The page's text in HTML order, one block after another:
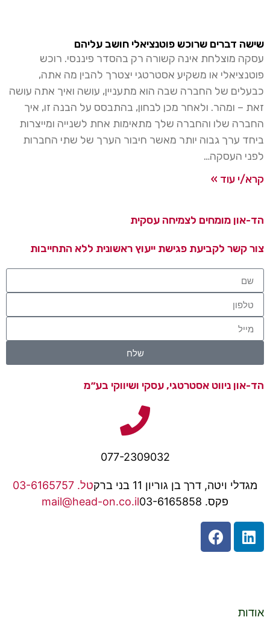
שישה דברים שרוכש פוטנציאלי חושב עליהם
עסקה מוצלחת אינה קשורה רק בהסדר פיננסי. רוכש
פוטנציאלי או משקיע אסטרטגי יצטרך להבין מה אתה,
כבעלים של החברה שבה הוא מתעניין, עושה ואיך אתה עושה
זאת – ומהר. ולאחר מכן לבחון, בהתבסס על הבנה זו, איך
החברה שלו והחברה שלך מתאימות אחת לשנייה ומייצרות
ביחד ערך גבוה יותר מאשר חיבור הערך של שתי החברות
לפני העסקה…
קרא/י עוד »
הד-און מומחים לצמיחה עסקית
צור קשר לקביעת פגישת ייעוץ ראשונית ללא התחייבות
שלח
הד-און ניווט אסטרטגי, עסקי ושיווקי בע״מ
077-2309032
מגדלי ויטה, דרך בן גוריון 11 בני ברק
טל. 03-6165757
פקס. 03-6165858
mail@head-on.co.il
אודות